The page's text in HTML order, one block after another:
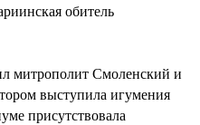
обитель
митрополит Смоленский и
выступила игумения
присутствовала